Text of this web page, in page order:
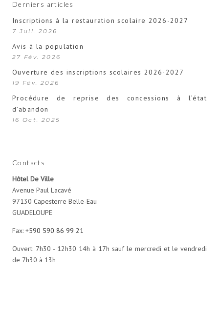
Derniers articles
Inscriptions à la restauration scolaire 2026-2027
7 Juil. 2026
Avis à la population
27 Fév. 2026
Ouverture des inscriptions scolaires 2026-2027
19 Fév. 2026
Procédure de reprise des concessions à l’état
d’abandon
16 Oct. 2025
Contacts
Hôtel De Ville
Avenue Paul Lacavé
97130 Capesterre Belle-Eau
GUADELOUPE
Fax: +590 590 86 99 21
Ouvert: 7h30 - 12h30 14h à 17h sauf le mercredi et le vendredi
de 7h30 à 13h